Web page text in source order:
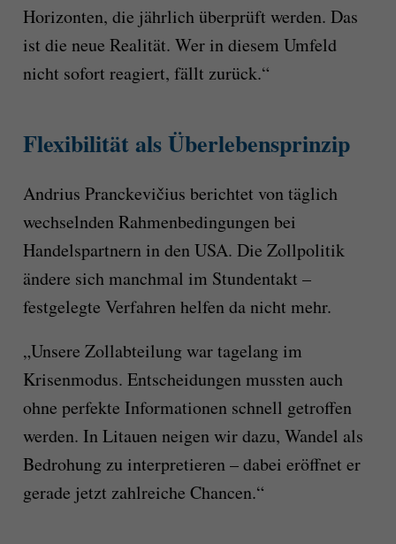
Horizonten, die jährlich überprüft werden. Das
ist die neue Realität. Wer in diesem Umfeld
nicht sofort reagiert, fällt zurück.“
Flexibilität als Überlebensprinzip
Andrius Pranckevičius berichtet von täglich
wechselnden Rahmenbedingungen bei
Handelspartnern in den USA. Die Zollpolitik
ändere sich manchmal im Stundentakt –
festgelegte Verfahren helfen da nicht mehr.
„Unsere Zollabteilung war tagelang im
Krisenmodus. Entscheidungen mussten auch
ohne perfekte Informationen schnell getroffen
werden. In Litauen neigen wir dazu, Wandel als
Bedrohung zu interpretieren – dabei eröffnet er
gerade jetzt zahlreiche Chancen.“